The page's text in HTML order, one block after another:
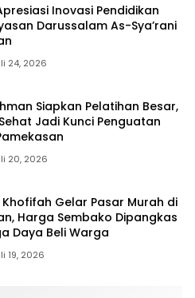
Inovasi Pendidikan
Darussalam As-Sya’rani
24, 2026
Siapkan Pelatihan Besar,
Jadi Kunci Penguatan
20, 2026
Gelar Pasar Murah di
Harga Sembako Dipangkas
Daya Beli Warga
19, 2026